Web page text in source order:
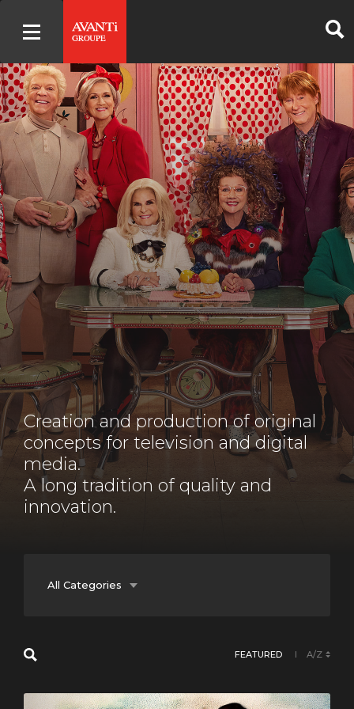
Creation and production of original
concepts for television and digital
media.
A long tradition of quality and
innovation.
All Categories
Fiction
FEATURED A/Z